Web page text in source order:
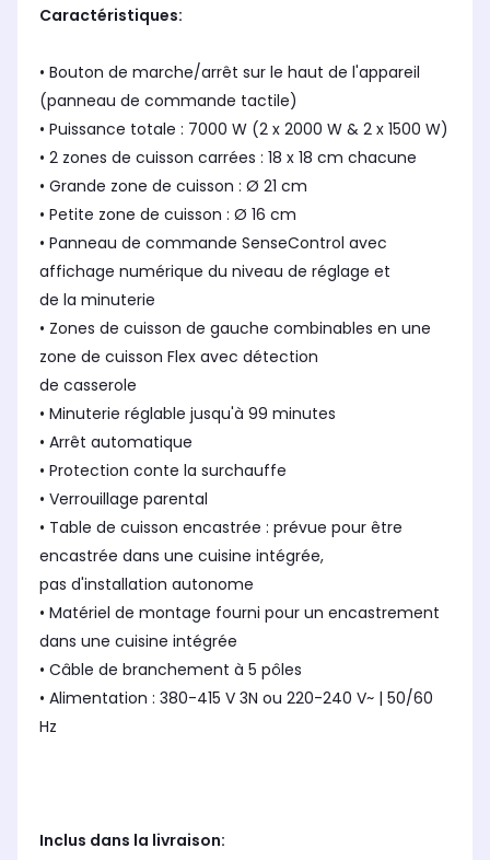
Caractéristiques:
• Bouton de marche/arrêt sur le haut de l'appareil
(panneau de commande tactile)
• Puissance totale : 7000 W (2 x 2000 W & 2 x 1500 W)
• 2 zones de cuisson carrées : 18 x 18 cm chacune
• Grande zone de cuisson : Ø 21 cm
• Petite zone de cuisson : Ø 16 cm
• Panneau de commande SenseControl avec
affichage numérique du niveau de réglage et
de la minuterie
• Zones de cuisson de gauche combinables en une
zone de cuisson Flex avec détection
de casserole
• Minuterie réglable jusqu'à 99 minutes
• Arrêt automatique
• Protection conte la surchauffe
• Verrouillage parental
• Table de cuisson encastrée : prévue pour être
encastrée dans une cuisine intégrée,
pas d'installation autonome
• Matériel de montage fourni pour un encastrement
dans une cuisine intégrée
• Câble de branchement à 5 pôles
• Alimentation : 380-415 V 3N ou 220-240 V~ | 50/60
Hz
Inclus dans la livraison: